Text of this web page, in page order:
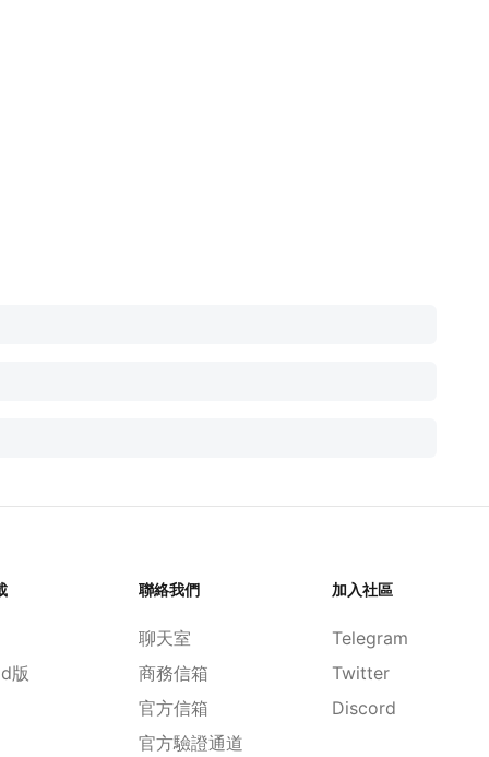
版
聯絡我們
聊天室
商務信箱
官方信箱
官方驗證通道
加入社區
Telegram
Twitter
Discord